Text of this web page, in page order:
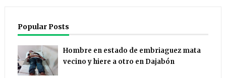
Popular Posts
Hombre en estado de embriaguez mata
vecino y hiere a otro en Dajabón